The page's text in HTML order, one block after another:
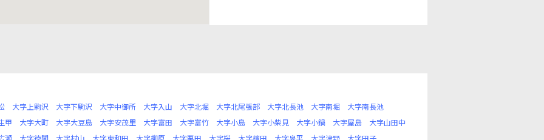
大字上駒沢 大字下駒沢 大字中御所 大字入山 大字北堀 大字北尾張部 大字北長池 大字南堀
大字南長池
甲
大字大町 大字大豆島 大字安茂里 大字富田 大字富竹 大字小島 大字小柴見 大字小鍋 大字屋島
大字山田中
瀬
大字徳間 大字村山 大字東和田 大字柳原 大字栗田 大字桜 大字檀田 大字泉平 大字津野
大字田子